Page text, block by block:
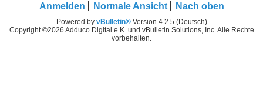
Anmelden Normale Ansicht Nach oben
Powered by vBulletin®Version 4.2.5 (Deutsch)
Copyright ©2026 Adduco Digital e.K. und vBulletin Solutions, Inc. Alle Rechte
vorbehalten.